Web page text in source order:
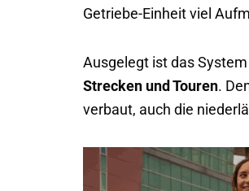
Getriebe-Einheit viel
Ausgelegt ist das
Strecken und Touren.
verbaut, auch die